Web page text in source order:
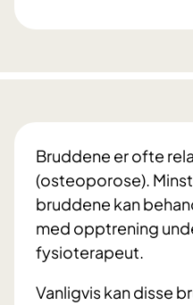
Bruddene er ofte
(osteoporose).
bruddene kan
med opptrening
fysioterapeut.
Vanligvis kan disse